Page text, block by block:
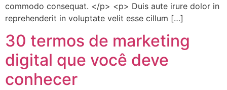
commodo consequat. </p> <p> Duis aute irure dolor in
reprehenderit in voluptate velit esse cillum […]
30 termos de marketing
digital que você deve
conhecer